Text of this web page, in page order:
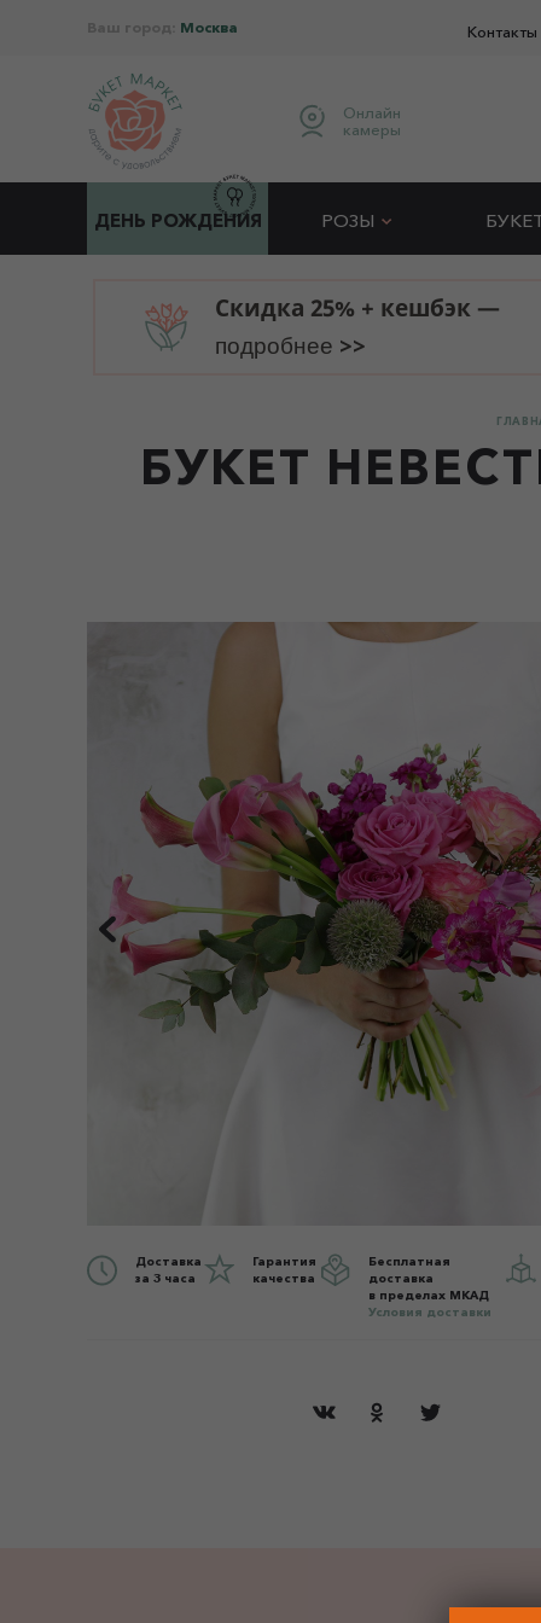
Ваш город: Москва Контакты
Онлайн
камеры
ДЕНЬ РОЖДЕНИЯ РОЗЫ
Скидка 25% + кешбэк —
подробнее >>
БУКЕТ
Доставка
за 3 часа
Гарантия
качества
Бесплатная
доставка
в пределах МКАД
Условия доставки